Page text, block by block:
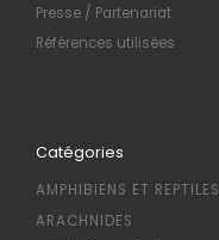
Presse / Partenariat
Références utilisées
Catégories
AMPHIBIENS ET REPTILES
ARACHNIDES